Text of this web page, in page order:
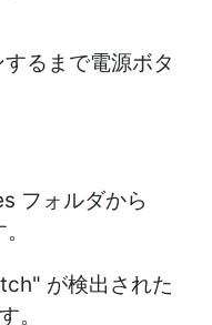
るまで電源ボタ
フォルダから
が検出された
。